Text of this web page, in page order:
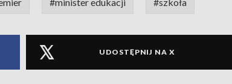
UDOSTĘPNIJ NA X